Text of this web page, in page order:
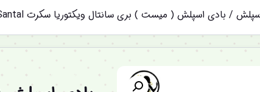
/ بادی اسپلش ( میست ) بری سانتال ویکتوریا سکرت Berry Santal